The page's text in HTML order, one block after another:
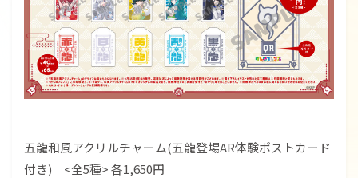
五龍和風アクリルチャーム(五龍登場AR体験ポストカード
付き) <全5種> 各1,650円